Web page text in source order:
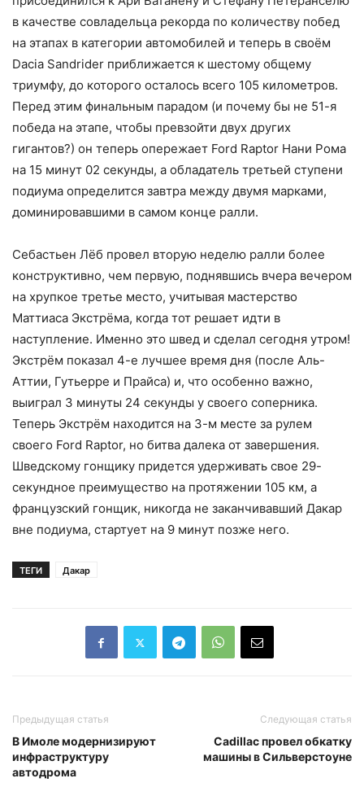
в качестве совладельца рекорда по количеству побед
на этапах в категории автомобилей и теперь в своём
Dacia Sandrider приближается к шестому общему
триумфу, до которого осталось всего 105 километров.
Перед этим финальным парадом (и почему бы не 51-я
победа на этапе, чтобы превзойти двух других
гигантов?) он теперь опережает Ford Raptor Нани Рома
на 15 минут 02 секунды, а обладатель третьей ступени
подиума определится завтра между двумя марками,
доминировавшими в самом конце ралли.
Себастьен Лёб провел вторую неделю ралли более
конструктивно, чем первую, поднявшись вчера вечером
на хрупкое третье место, учитывая мастерство
Маттиаса Экстрёма, когда тот решает идти в
наступление. Именно это швед и сделал сегодня утром!
Экстрём показал 4-е лучшее время дня (после Аль-
Аттии, Гутьерре и Прайса) и, что особенно важно,
выиграл 3 минуты 24 секунды у своего соперника.
Теперь Экстрём находится на 3-м месте за рулем
своего Ford Raptor, но битва далека от завершения.
Шведскому гонщику придется удерживать свое 29-
секундное преимущество на протяжении 105 км, а
французский гонщик, никогда не заканчивавший Дакар
вне подиума, стартует на 9 минут позже него.
ТЕГИ Дакар
Предыдущая статья
В Имоле модернизируют
инфраструктуру
автодрома
Следующая статья
Cadillac провел обкатку
машины в Сильверстоуне